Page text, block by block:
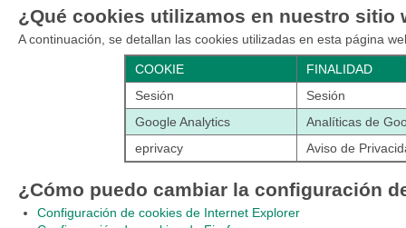
¿Qué cookies utilizamos en nuestro sitio
A continuación, se detallan las cookies utilizadas en esta página
COOKIE
FINALIDAD
Sesión
Sesión
Google Analytics
Analíticas de
eprivacy
Aviso de
¿Cómo puedo cambiar la configuración
Configuración de cookies de Internet Explorer